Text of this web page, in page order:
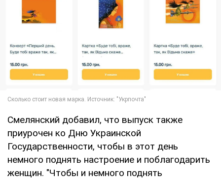
Смелянский добавил, что выпуск также
приурочен ко Дню Украинской
Государственности, чтобы в этот день
немного поднять настроение и поблагодарить
женщин. "Чтобы и немного поднять